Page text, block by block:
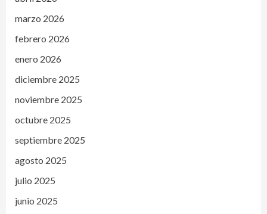
marzo 2026
febrero 2026
enero 2026
diciembre 2025
noviembre 2025
octubre 2025
septiembre 2025
agosto 2025
julio 2025
junio 2025